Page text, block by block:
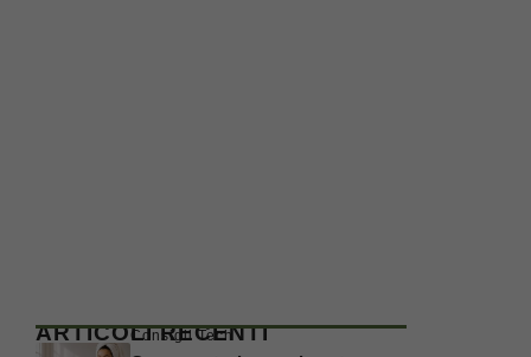
ARTICOLI RECENTI
Consigli Tech